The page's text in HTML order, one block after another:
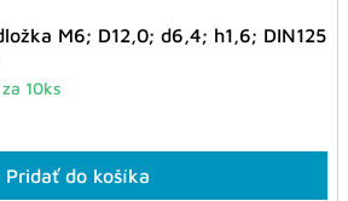
M6; D12,0; d6,4; h1,6; DIN125
10ks
Pridať do košíka